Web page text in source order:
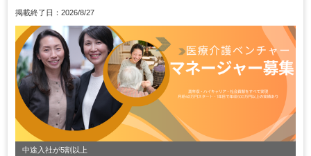
掲載終了日：2026/8/27
中途入社が5割以上